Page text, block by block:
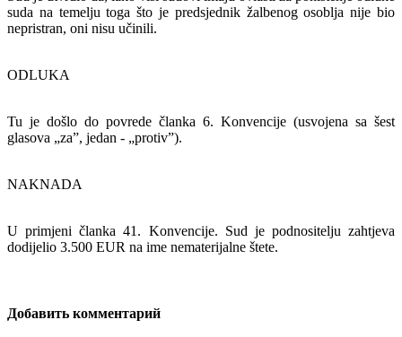
suda na temelju toga što je predsjednik žalbenog osoblja nije bio
nepristran, oni nisu učinili.
ODLUKA
Tu je došlo do povrede članka 6. Konvencije (usvojena sa šest
glasova „za”, jedan - „protiv”).
NAKNADA
U primjeni članka 41. Konvencije. Sud je podnositelju zahtjeva
dodijelio 3.500 EUR na ime nematerijalne štete.
Добавить комментарий